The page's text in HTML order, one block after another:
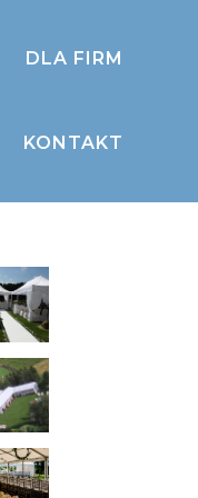
DLA FIRM
KONTAKT